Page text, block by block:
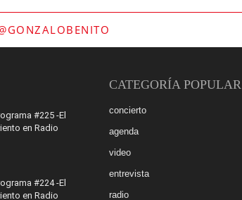
#225 -El
en Radio
#224 -El
en Radio
CATEGORÍA POPULAR
concierto
agenda
video
entrevista
radio